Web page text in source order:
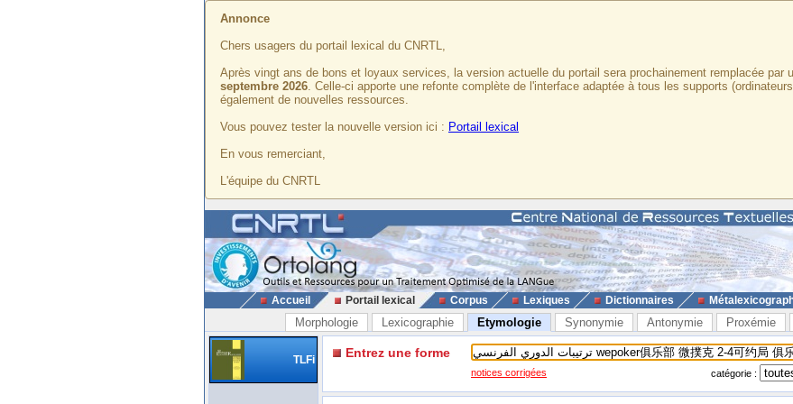
Annonce
Chers usagers du portail lexical du CNRTL,
Après vingt ans de bons et loyaux services, la version actuelle du portail sera prochainement remplacée par
septembre 2026. Celle-ci apporte une refonte complète de l'interface adaptée à tous les supports
également de nouvelles ressources.
Vous pouvez tester la nouvelle version ici : Portail lexical
En vous remerciant,
L'équipe du CNRTL
Accueil Portail lexical Corpus Lexiques Dictionnaires
Morphologie Lexicographie Etymologie Synonymie Antonymie Proxémie
TLFi Entrez une forme
notices corrigées catégorie :